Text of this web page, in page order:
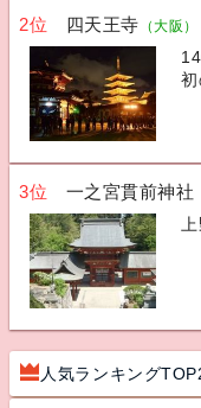
2位 四天王寺 （大阪）
3位 一之宮貫前神社
人気ランキング